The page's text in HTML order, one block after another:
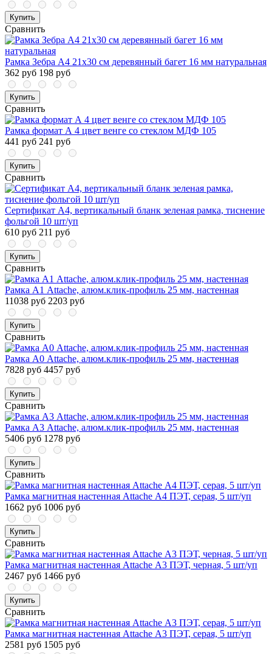
Купить
Сравнить
Рамка Зебра А4 21х30 см деревянный багет 16 мм натуральная
362 руб 198 руб
Купить
Сравнить
Рамка формат А 4 цвет венге со стеклом МДФ 105
441 руб 241 руб
Купить
Сравнить
Сертификат А4, вертикальный бланк зеленая рамка, тиснение
фольгой 10 шт/уп
610 руб 211 руб
Купить
Сравнить
Рамка А1 Attache, алюм.клик-профиль 25 мм, настенная
11038 руб 2203 руб
Купить
Сравнить
Рамка А0 Attache, алюм.клик-профиль 25 мм, настенная
7828 руб 4457 руб
Купить
Сравнить
Рамка А3 Attache, алюм.клик-профиль 25 мм, настенная
5406 руб 1278 руб
Купить
Сравнить
Рамка магнитная настенная Attache А4 ПЭТ, серая, 5 шт/уп
1662 руб 1006 руб
Купить
Сравнить
Рамка магнитная настенная Attache А3 ПЭТ, черная, 5 шт/уп
2467 руб 1466 руб
Купить
Сравнить
Рамка магнитная настенная Attache А3 ПЭТ, серая, 5 шт/уп
2581 руб 1505 руб